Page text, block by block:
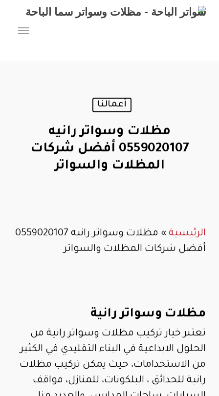
Skip
أعمالنا
مظلات وسواتر رانيه
0559020107 أفضل شركات
المظلات والسواتر
الرئيسية»
مظلات وسواتر رانيه 0559020107
أفضل شركات المظلات والسواتر
مظلات وسواتر رانية
تعتبر خيار تركيب مظلات وسواتر رانية من
الحلول الابداعية في البناء التقليدي في الكثير
من الاستخدامات، حيث يمكن تركيب مظلات
رانية للحدائق ، البلكونات، للمنازل، مواقف